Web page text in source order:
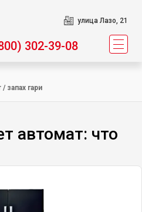
улица Лазо, 21
302-39-08
запах гари
автомат: что